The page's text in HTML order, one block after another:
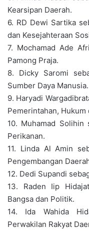
Kearsipan Daerah.
6. RD Dewi Sartika
dan Kesejahteraan
7. Mochamad Ade
Pamong Praja.
8. Dicky Saromi
Sumber Daya Manusia.
9. Haryadi
Pemerintahan, Hukum
10. Muhamad Solihin
Perikanan.
11. Linda Al Amin
Pengembangan
12. Dedi Supandi
13. Raden Iip
Bangsa dan Politik.
14. Ida Wahida
Perwakilan Rakyat